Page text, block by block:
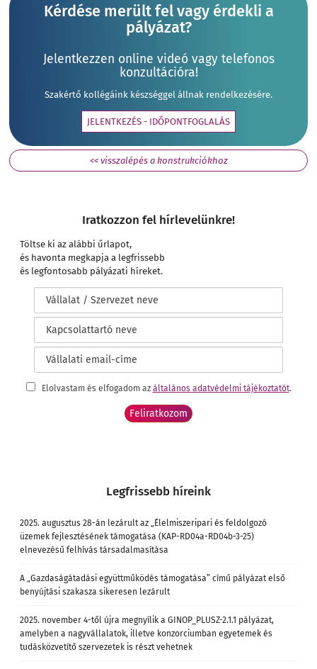
Kérdése merült fel vagy érdekli a
pályázat?
Jelentkezzen online videó vagy telefonos
konzultációra!
Szakértő kollégáink készséggel állnak rendelkezésére.
JELENTKEZÉS - IDŐPONTFOGLALÁS
<< visszalépés a konstrukciókhoz
Iratkozzon fel hírlevelünkre!
Töltse ki az alábbi űrlapot,
és havonta megkapja a legfrissebb
és legfontosabb pályázati híreket.
Elolvastam és elfogadom az általános adatvédelmi tájékoztatót.
Legfrissebb híreink
2025. augusztus 28-án lezárult az „Élelmiszeripari és feldolgozó
üzemek fejlesztésének támogatása (KAP-RD04a-RD04b-3-25)
elnevezésű felhívás társadalmasítása
A „Gazdaságátadási együttműködés támogatása” című pályázat első
benyújtási szakasza sikeresen lezárult
2025. november 4-től újra megnyílik a GINOP_PLUSZ-2.1.1 pályázat,
amelyben a nagyvállalatok, illetve konzorciumban egyetemek és
tudásközvetítő szervezetek is részt vehetnek